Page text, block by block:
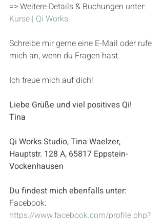
=> Weitere Details & Buchungen unter:
Kurse | Qi Works
Schreibe mir gerne eine E-Mail oder rufe
mich an, wenn du Fragen hast.
Ich freue mich auf dich!
Liebe Grüße und viel positives Qi!
Tina
Qi Works Studio, Tina Waelzer,
Hauptstr. 128 A, 65817 Eppstein-
Vockenhausen
Du findest mich ebenfalls unter:
Facebook:
https://www.facebook.com/profile.php?